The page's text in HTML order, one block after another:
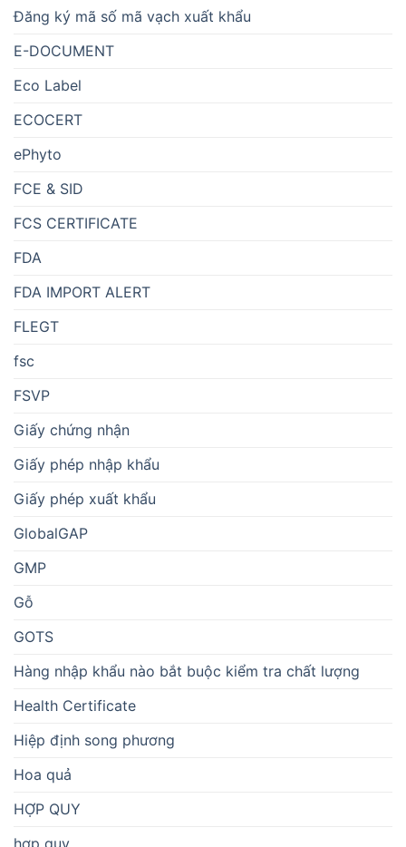
Đăng ký mã số mã vạch xuất khẩu
E-DOCUMENT
Eco Label
ECOCERT
ePhyto
FCE & SID
FCS CERTIFICATE
FDA
FDA IMPORT ALERT
FLEGT
fsc
FSVP
Giấy chứng nhận
Giấy phép nhập khẩu
Giấy phép xuất khẩu
GlobalGAP
GMP
Gỗ
GOTS
Hàng nhập khẩu nào bắt buộc kiểm tra chất lượng
Health Certificate
Hiệp định song phương
Hoa quả
HỢP QUY
hợp quy